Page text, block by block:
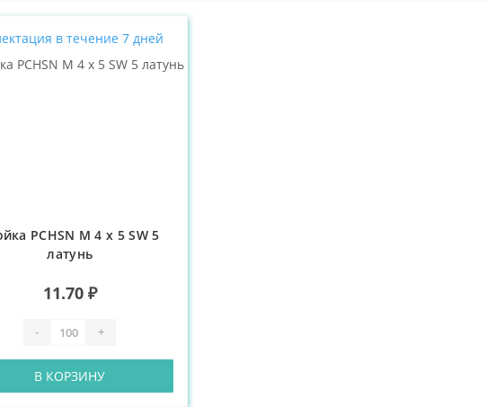
в течение 7 дней
PCHSN М 4 х 5 SW 5
латунь
11.70 ₽
- +
В КОРЗИНУ